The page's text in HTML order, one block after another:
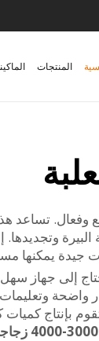
المنتجات
تساعد
البيرة
جيدة
إلى جهاز
واضحة
بإنتاج كميات